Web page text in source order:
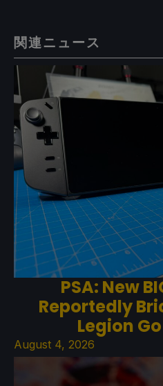
関連ニュース
PSA: New
Reportedly
Legion
August 4, 2026